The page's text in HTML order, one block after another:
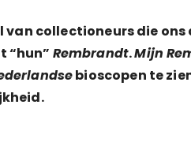
collectioneurs die ons
“hun” Rembrandt.Mijn
bioscopen te